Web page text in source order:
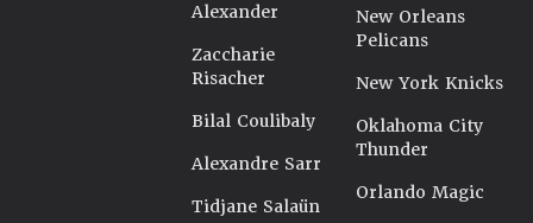
Alexander
Zaccharie
Risacher
Bilal Coulibaly
Alexandre Sarr
Tidjane Salaün
New Orleans
Pelicans
New York Knicks
Oklahoma City
Thunder
Orlando Magic